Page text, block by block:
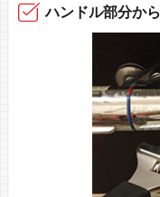
ハンドル部分から